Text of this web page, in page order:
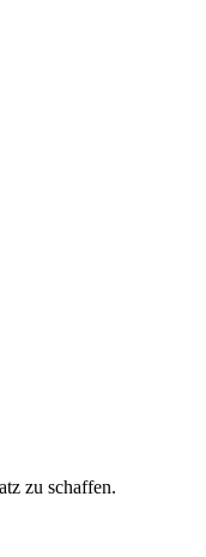
zu schaffen.